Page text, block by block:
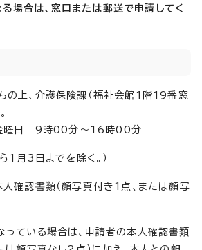
場合は、窓口または郵送で申請してく
の上、介護保険課（福祉会館1階19番窓
金曜日 9時00分～16時00分
1月3日までを除く。）
確認書類（顔写真付き1点、または顔写
ている場合は、申請者の本人確認書類